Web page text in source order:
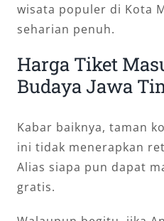
wisata populer di Kota
seharian penuh.
Harga Tiket
Budaya Jawa
Kabar baiknya, taman
ini tidak menerapkan
Alias siapa pun dapat
gratis.